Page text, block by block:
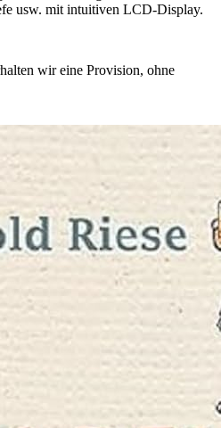
usw. mit intuitiven LCD-Display.
wir eine Provision, ohne